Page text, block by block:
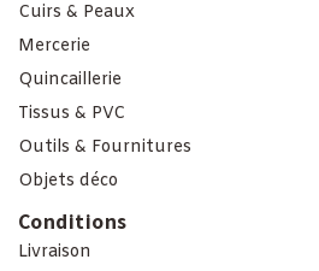
Cuirs & Peaux
Mercerie
Quincaillerie
Tissus & PVC
Outils & Fournitures
Objets déco
Conditions
Livraison